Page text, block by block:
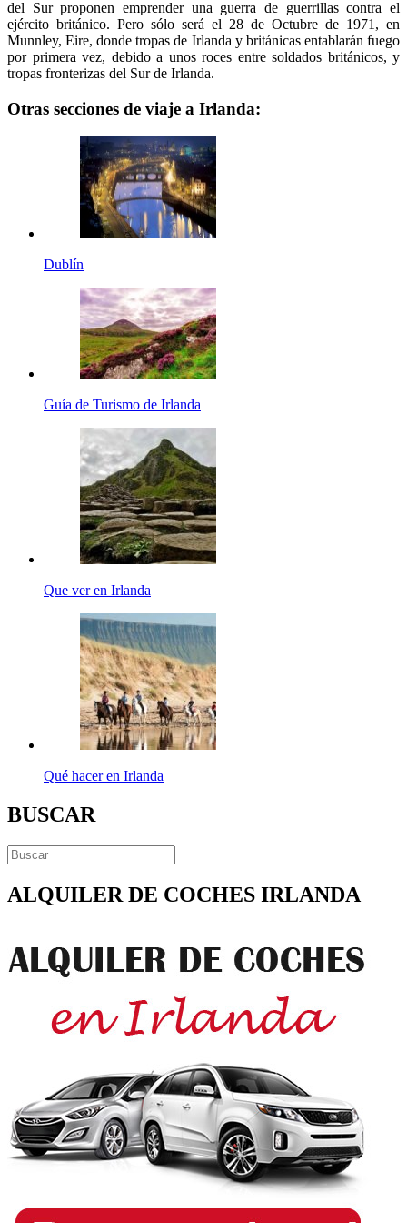
del Sur proponen emprender una guerra de guerrillas contra el
ejército británico. Pero sólo será el 28 de Octubre de 1971, en
Munnley, Eire, donde tropas de Irlanda y británicas entablarán fuego
por primera vez, debido a unos roces entre soldados británicos, y
tropas fronterizas del Sur de Irlanda.
Otras secciones de viaje a Irlanda:
Dublín
Guía de Turismo de Irlanda
Que ver en Irlanda
Qué hacer en Irlanda
BUSCAR
ALQUILER DE COCHES IRLANDA